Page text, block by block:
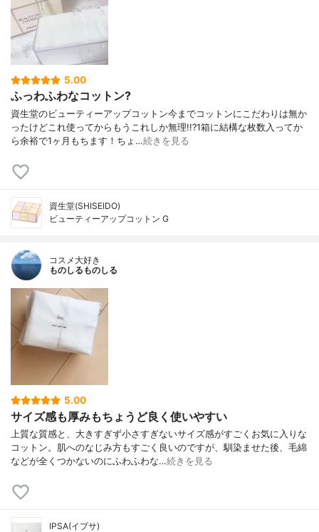
5.00
ふっわふわなコットン?
資生堂のビューティーアップコットン今までコットンにこだわりは無か
ったけどこれ使ってからもうこれしか無理!!?1箱に結構な枚数入ってか
ら余裕で1ヶ月もちます！ちょ…続きを見る
資生堂(SHISEIDO)
ビューティーアップコットン G
コスメ大好き
ものしるものしる
5.00
サイズ感も厚みもちょうど良く使いやすい
上質な質感と、大きすぎず小さすぎないサイズ感がすごくお気に入りな
コットン。肌へのなじみ方もすごく良いのですが、馴染ませた後、毛綿
などが全くつかないのにふわふわな…続きを見る
IPSA(イプサ)